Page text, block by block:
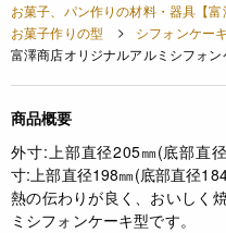
お菓子、パン作りの材料・器具【富
お菓子作りの型
シフォンケー
富澤商店オリジナルアルミシフォ
商品概要
外寸:上部直径205㎜(底部直
寸:上部直径198㎜(底部直径
熱の伝わりが良く、おいしく
ミシフォンケーキ型です。